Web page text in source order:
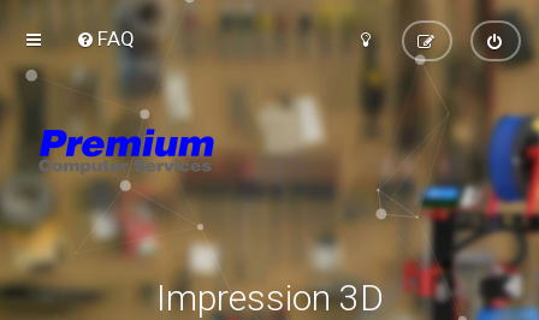
FAQ
Impression 3D